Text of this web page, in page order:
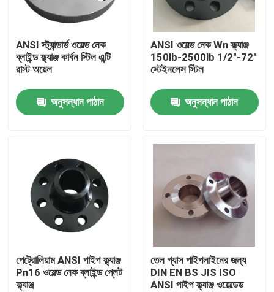
আমাদের সম্পর্কে
কারখানা ভ্রমণ
মান নিয়ন্ত্রণ
উদ্ধৃতির জন্য আবেদন
ইস্পাত পাইপ ফ্ল্যাঞ্জ
ANSI পাইপ ফ্ল্যাঞ্জ
ANSI স্ট্যান্ডার্ড ওয়েল্ড নেক
ব্লাইন্ড ফ্ল্যাঞ্জ কার্বন স্টিল এন্টি
রাস্ট অয়েল
অনুসন্ধান পাঠান
ANSI ওয়েল্ড নেক Wn ফ্ল্যাঞ্জ
150lb-2500lb 1/2"-72"
স্টেইনলেস স্টিল
অনুসন্ধান পাঠান
পেট্রোলিয়াম ANSI পাইপ ফ্ল্যাঞ্জ
Pn16 ওয়েল্ড নেক ব্লাইন্ড প্লেট
ফ্ল্যাঞ্জ
তেল গ্যাস পাইপলাইনের জন্য
DIN EN BS JIS ISO
ANSI পাইপ ফ্ল্যাঞ্জ ওয়েল্ডেড